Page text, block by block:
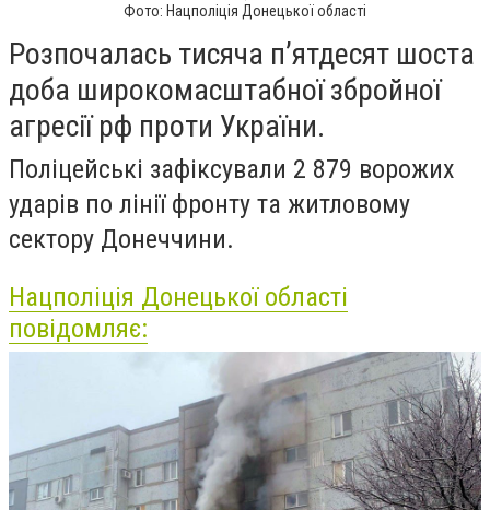
Фото: Нацполіція Донецької області
Розпочалась тисяча п’ятдесят шоста
доба широкомасштабної збройної
агресії рф проти України.
Поліцейські зафіксували 2 879 ворожих
ударів по лінії фронту та житловому
сектору Донеччини.
Нацполіція Донецької області
повідомляє: